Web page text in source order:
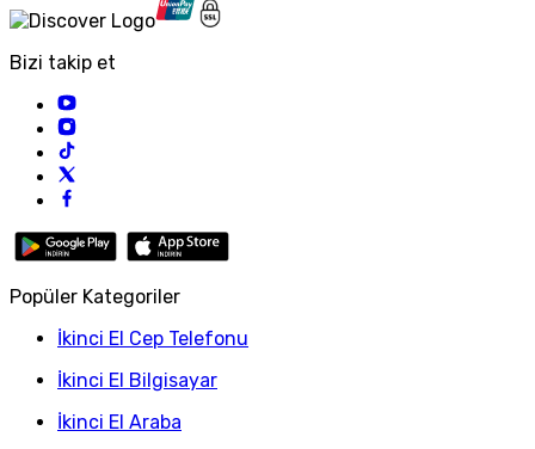
Bizi takip et
Popüler Kategoriler
İkinci El Cep Telefonu
İkinci El Bilgisayar
İkinci El Araba